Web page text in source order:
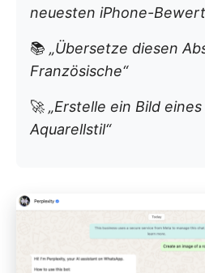
neuesten iPhone-
📚 „Übersetze diesen
Französische“
🚀 „Erstelle ein Bild
Aquarellstil“